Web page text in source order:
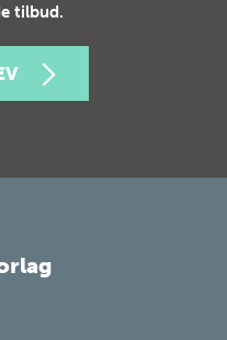
tilbud.